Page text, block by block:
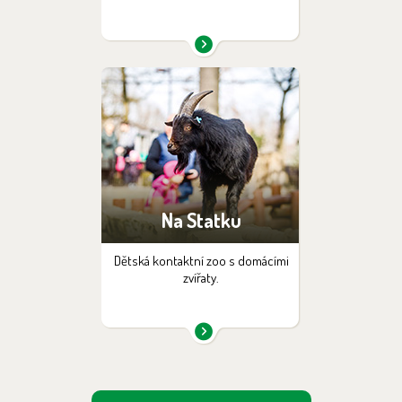
Na Statku
Dětská kontaktní zoo s domácími
zvířaty.